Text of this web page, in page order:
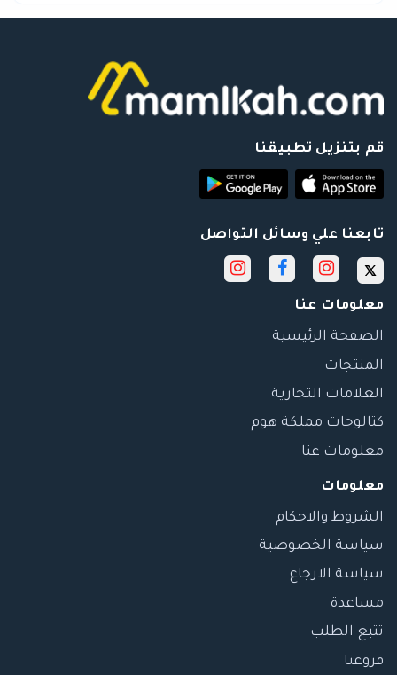
قم بتنزيل تطبيقنا
تابعنا علي وسائل التواصل
معلومات عنا
الصفحة الرئيسية
المنتجات
العلامات التجارية
كتالوجات مملكة هوم
معلومات عنا
معلومات
الشروط والاحكام
سياسة الخصوصية
سياسة الارجاع
مساعدة
تتبع الطلب
فروعنا